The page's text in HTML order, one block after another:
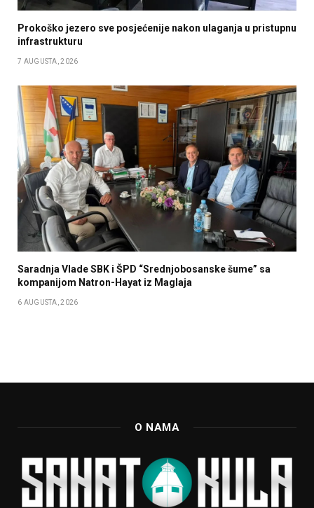
Prokoško jezero sve posjećenije nakon ulaganja u pristupnu
infrastrukturu
7 AUGUSTA, 2026
Saradnja Vlade SBK i ŠPD “Srednjobosanske šume” sa
kompanijom Natron-Hayat iz Maglaja
6 AUGUSTA, 2026
O NAMA